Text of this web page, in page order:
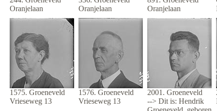
Oranjelaan
Oranjelaan
Oranjelaan
1575. Groeneveld
Vrieseweg 13
1576. Groeneveld
Vrieseweg 13
2001. Groeneveld
--> Dit is: Hendrik